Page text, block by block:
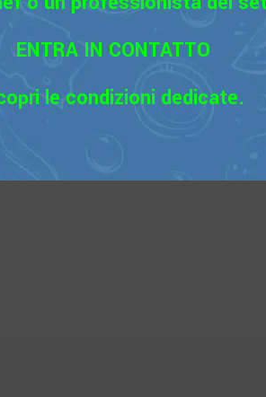
ENTRA IN CONTATTO
le condizioni dedicate.